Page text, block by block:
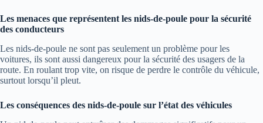
Les menaces que représentent les nids-de-poule pour la sécurité
des conducteurs
Les nids-de-poule ne sont pas seulement un problème pour les
voitures, ils sont aussi dangereux pour la sécurité des usagers de la
route. En roulant trop vite, on risque de perdre le contrôle du véhicule,
surtout lorsqu’il pleut.
Les conséquences des nids-de-poule sur l’état des véhicules